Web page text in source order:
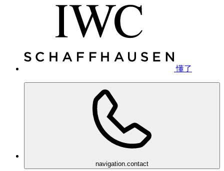
懂了
navigation.contact